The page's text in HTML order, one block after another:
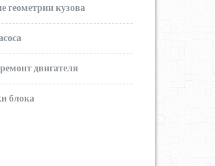
геометрии кузова
двигателя
блока